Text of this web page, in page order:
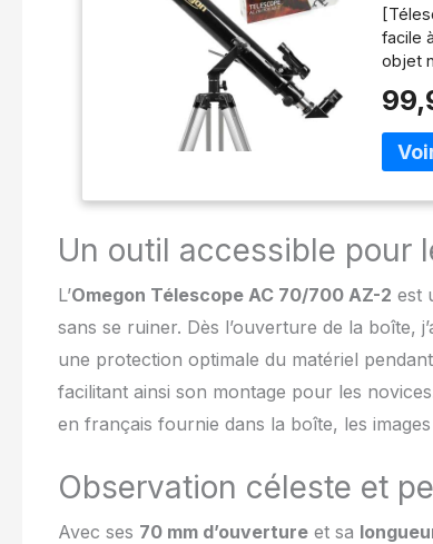
facile
objet
mm
les
en
rapide
20
vente,
nos
est
Un outil accessible pour
L’Omegon Télescope AC 70/700 AZ-2 est
sans se ruiner. Dès l’ouverture de la boîte,
une protection optimale du matériel
facilitant ainsi son montage pour les
en français fournie dans la boîte, les
Observation céleste et
Avec ses 70 mm d’ouverture et sa